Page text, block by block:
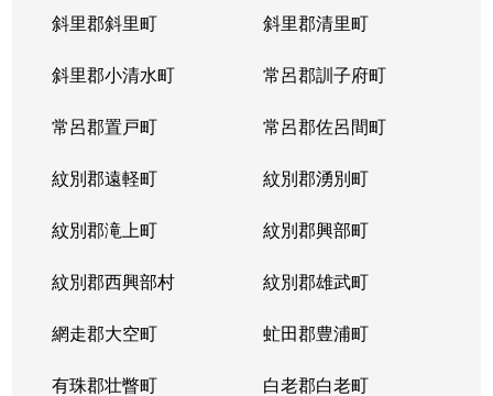
斜里郡斜里町 斜里郡清里町
斜里郡小清水町 常呂郡訓子府町
常呂郡置戸町 常呂郡佐呂間町
紋別郡遠軽町 紋別郡湧別町
紋別郡滝上町 紋別郡興部町
紋別郡西興部村 紋別郡雄武町
網走郡大空町 虻田郡豊浦町
有珠郡壮瞥町 白老郡白老町